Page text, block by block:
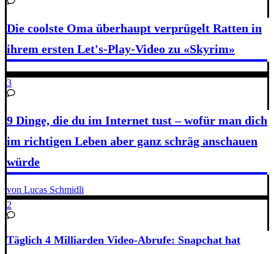
Die coolste Oma überhaupt verprügelt Ratten in
ihrem ersten Let's-Play-Video zu «Skyrim»
3
9 Dinge, die du im Internet tust – wofür man dich
im richtigen Leben aber ganz schräg anschauen
würde
von Lucas Schmidli
2
Täglich 4 Milliarden Video-Abrufe: Snapchat hat